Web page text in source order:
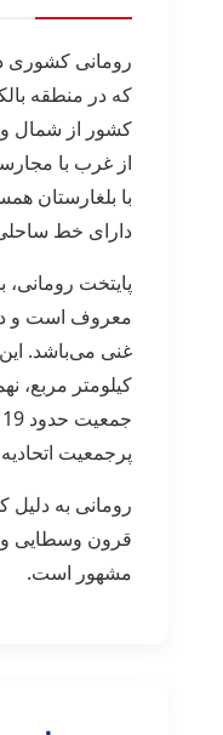
رومانی کشوری
که در منطقه
کشور از شمال و
از غرب با
با بلغارستان
دارای خط
پایتخت
معروف است و
کیلومتر مربع،
پرجمعیت
رومانی به
قرون وسطایی و
مشهور است.